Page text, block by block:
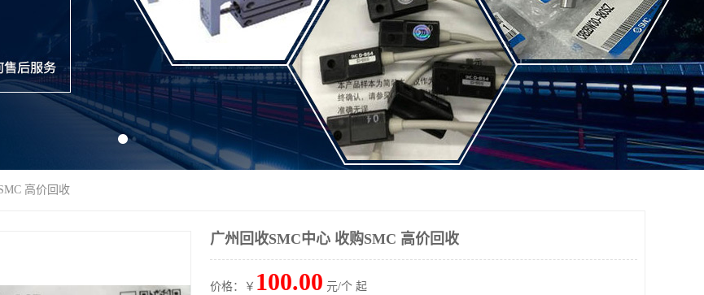
高价回收
广州回收SMC中心 收购SMC 高价回收
价格：￥ 100.00 元/个 起